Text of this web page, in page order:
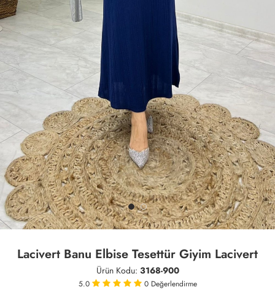
Lacivert Banu Elbise Tesettür Giyim Lacivert
Ürün Kodu: 3168-900
5.0 0 Değerlendirme